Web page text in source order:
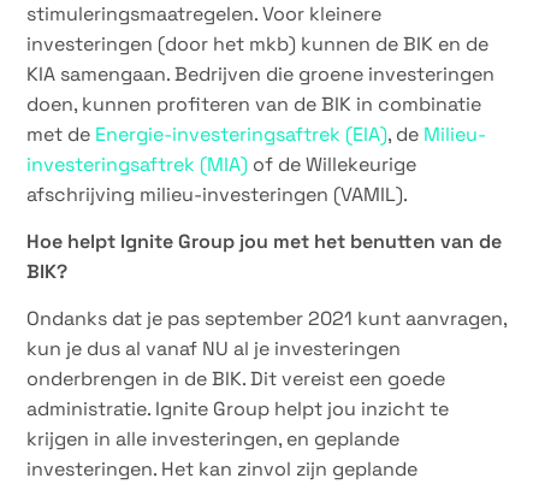
stimuleringsmaatregelen. Voor kleinere
investeringen (door het mkb) kunnen de BIK en de
KIA samengaan. Bedrijven die groene investeringen
doen, kunnen profiteren van de BIK in combinatie
met de Energie-investeringsaftrek (EIA), de Milieu-
investeringsaftrek (MIA) of de Willekeurige
afschrijving milieu-investeringen (VAMIL).
Hoe helpt Ignite Group jou met het benutten van de
BIK?
Ondanks dat je pas september 2021 kunt aanvragen,
kun je dus al vanaf NU al je investeringen
onderbrengen in de BIK. Dit vereist een goede
administratie. Ignite Group helpt jou inzicht te
krijgen in alle investeringen, en geplande
investeringen. Het kan zinvol zijn geplande